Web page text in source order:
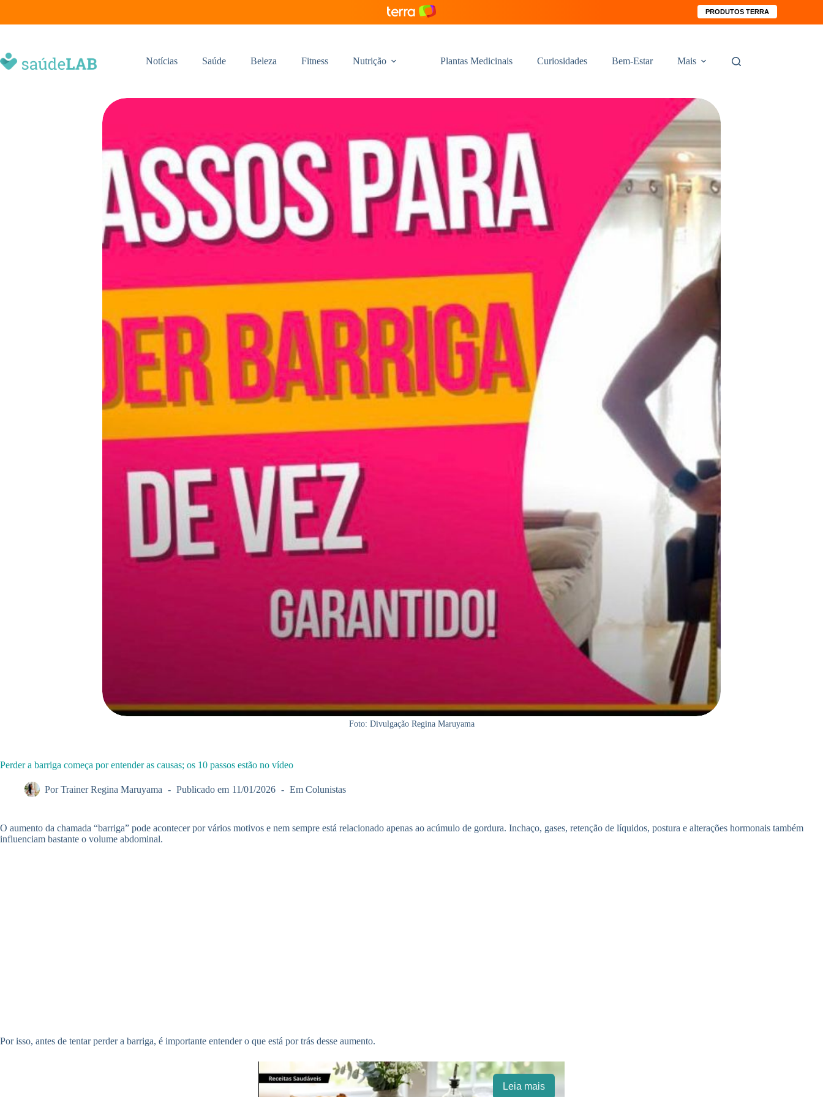
PRODUTOS TERRA
Notícias Saúde Beleza Fitness Nutrição Plantas Medicinais Curiosidades Bem-Estar Mais
Foto: Divulgação Regina Maruyama
Perder a barriga começa por entender as causas; os 10 passos estão no vídeo
Por Trainer Regina Maruyama Publicado em 11/01/2026 Em Colunistas
O aumento da chamada “barriga” pode acontecer por vários motivos e nem sempre está relacionado apenas ao acúmulo de gordura. Inchaço, gases, retenção de líquidos, postura e alterações hormonais também
influenciam bastante o volume abdominal.
Por isso, antes de tentar perder a barriga, é importante entender o que está por trás desse aumento.
Leia mais